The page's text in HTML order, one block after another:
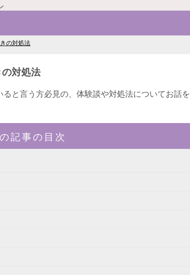
の対処法
対処法
と言う方必見の、体験談や対処法についてお話を
記事の目次